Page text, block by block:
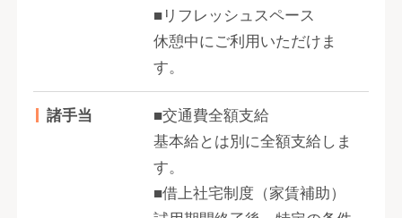
■リフレッシュスペース
休憩中にご利用いただけま
す。
諸手当
■交通費全額支給
基本給とは別に全額支給しま
す。
■借上社宅制度（家賃補助）